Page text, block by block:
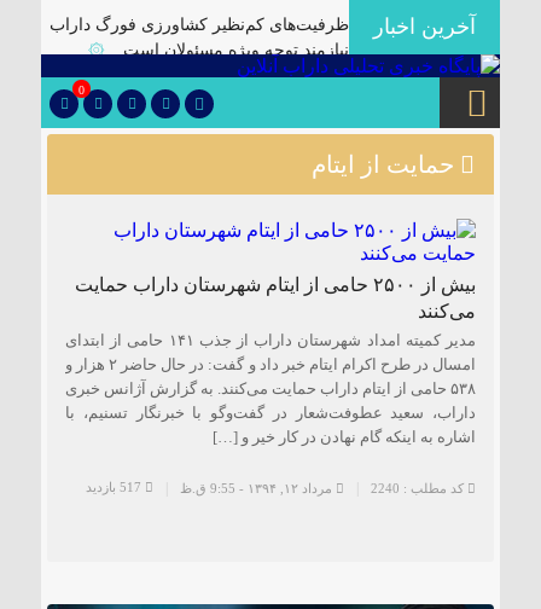
آخرین اخبار
ظرفیت‌های کم‌نظیر کشاورزی فورگ داراب
نیازمند توجه ویژه مسئولان است
۞
برگزاری آیین تودیع و معارفه بخشداران
شهرستان داراب با حضور مدیرکل سیاسی
استانداری فارس
۞
پلمب سه واحد صنفی متخلف در گشت
🔴دارابگرد فارس در مسیر یونسکو/تدوین
دارابگرد
۞
داراب
۞
یک فوتی بر اثر ریزش آوار در معدن منگنز
داراب
۞
کشف سلاح جنگی و تلفن ماهواره ای از این
0
حمایت از ایتام
بیش از ۲۵۰۰ حامی از ایتام شهرستان داراب حمایت
می‌کنند‌
مدیر کمیته امداد ‌شهرستان داراب از جذب ۱۴۱ حامی از ابتدای
امسال در طرح اکرام ایتام خبر داد و گفت: در حال حاضر ۲ هزار و
۵۳۸ حامی از ایتام ‌داراب حمایت می‌کنند. به گزارش آژانس خبری
داراب، سعید عطوفت‌شعار در گفت‌و‌گو با خبرنگار تسنیم، با
اشاره به اینکه گام نهادن در کار خیر و […]
کد مطلب : 2240 مرداد ۱۲, ۱۳۹۴ - 9:55 ق.ظ